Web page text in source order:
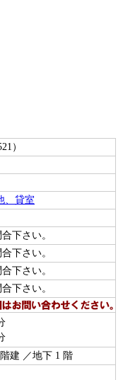
）
、貸室
下さい。
下さい。
下さい。
下さい。
建 ／地下 1 階